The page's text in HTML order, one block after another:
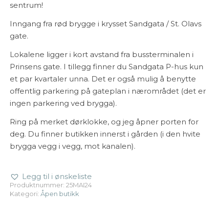
sentrum!
Inngang fra rød brygge i krysset Sandgata / St. Olavs
gate.
Lokalene ligger i kort avstand fra bussterminalen i
Prinsens gate. I tillegg finner du Sandgata P-hus kun
et par kvartaler unna. Det er også mulig å benytte
offentlig parkering på gateplan i nærområdet (det er
ingen parkering ved brygga).
Ring på merket dørklokke, og jeg åpner porten for
deg. Du finner butikken innerst i gården (i den hvite
brygga vegg i vegg, mot kanalen).
Legg til i ønskeliste
Produktnummer: 25MAI24
Kategori: Åpen butikk